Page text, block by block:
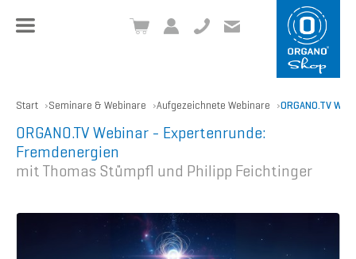
+49 8504 957999-0
ano.ch
Start Seminare & Webinare Aufgezeichnete Webinare ORGANO.TV
ORGANO.TV Webinar - Expertenrunde:
Fremdenergien
mit Thomas Stümpfl und Philipp Feichtinger